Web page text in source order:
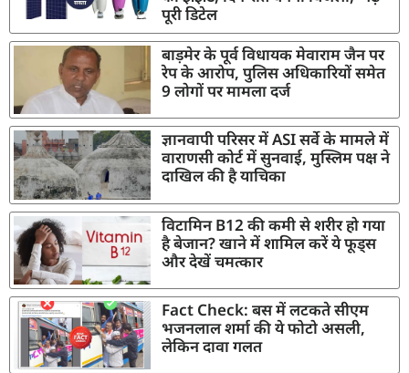
पूरी डिटेल
बाड़मेर के पूर्व विधायक मेवाराम जैन पर
रेप के आरोप, पुलिस अधिकारियों समेत
9 लोगों पर मामला दर्ज
ज्ञानवापी परिसर में ASI सर्वे के मामले में
वाराणसी कोर्ट में सुनवाई, मुस्लिम पक्ष ने
दाखिल की है याचिका
विटामिन B12 की कमी से शरीर हो गया
है बेजान? खाने में शामिल करें ये फूड्स
और देखें चमत्कार
Fact Check: बस में लटकते सीएम
भजनलाल शर्मा की ये फोटो असली,
लेकिन दावा गलत